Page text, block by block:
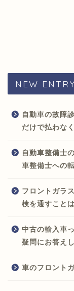
NEW ENTRY
自動車の故障
だけで払わな
自動車整備士
車整備士への
フロントガラ
検を通すこと
中古の輸入車
疑問にお答え
車のフロント